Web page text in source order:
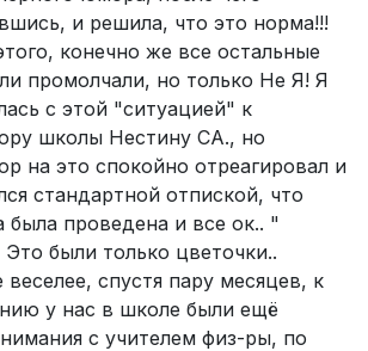
и решила, что это норма!!!
конечно же все остальные
промолчали, но только Не Я! Я
с этой "ситуацией" к
школы Нестину СА., но
на это спокойно отреагировал и
стандартной отпиской, что
была проведена и все ок.. "
были только цветочки..
спустя пару месяцев, к
у нас в школе были ещё
с учителем физ-ры, по